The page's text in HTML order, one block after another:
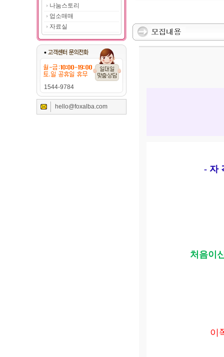
나눔스토리
업소매매
자료실
1544-9784
hello@foxalba.com
- 자 격
처음이
이